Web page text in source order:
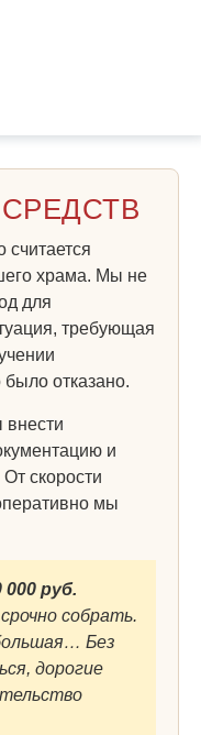
считается
храма. Мы не
для
требующая
отказано.
и
скорости
мы
руб.
собрать.
Без
дорогие